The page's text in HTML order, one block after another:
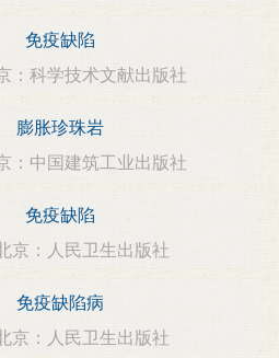
免疫缺陷
：科学技术文献出版社
膨胀珍珠岩
：中国建筑工业出版社
免疫缺陷
京：人民卫生出版社
免疫缺陷病
京：人民卫生出版社